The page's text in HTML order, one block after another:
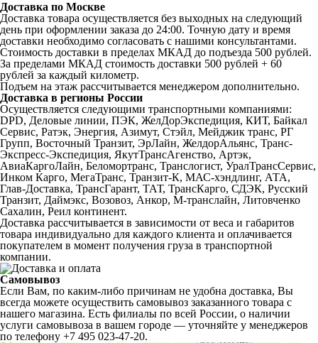
Доставка по Москве
Доставка товара осуществляется без выходных на следующий
день при оформлении заказа до 24:00. Точную дату и время
доставки необходимо согласовать с нашими консультантами.
Стоимость доставки в пределах МКАД до подъезда 500 рублей.
За пределами МКАД стоимость доставки 500 рублей + 60
рублей за каждый километр.
Подъем на этаж рассчитывается менеджером дополнительно.
Доставка в регионы России
Осуществляется следующими транспортными компаниями:
DPD, Деловые линии, ПЭК, ЖелДорЭкспедиция, КИТ, Байкал
Сервис, Ратэк, Энергия, Азимут, Стэйл, Мейджик транс, РГ
Групп, Восточный Транзит, ЭрЛайн, ЖелдорАльянс, Транс-
Экспресс-Экспедиция, ЯкутТрансАгенство, Артэк,
АвиаКаргоЛайн, Беломортранс, Транслогист, УралТрансСервис,
Инком Карго, МегаТранс, Транзит-К, МАС-хэндлинг, АТА,
Глав-Доставка, ТрансГарант, ТАТ, ТрансКарго, СДЭК, Русский
Транзит, Даймэкс, Возовоз, Анкор, М-транслайн, Литовченко
Сахалин, Реил континент.
Доставка рассчитывается в зависимости от веса и габаритов
товара индивидуально для каждого клиента и оплачивается
покупателем в момент получения груза в транспортной
компании.
Самовывоз
Если Вам, по каким-либо причинам не удобна доставка, Вы
всегда можете осуществить самовывоз заказанного товара с
нашего магазина. Есть филиалы по всей России, о наличии
услуги самовывоза в вашем городе — уточняйте у менеджеров
по телефону +7 495 023-47-20.